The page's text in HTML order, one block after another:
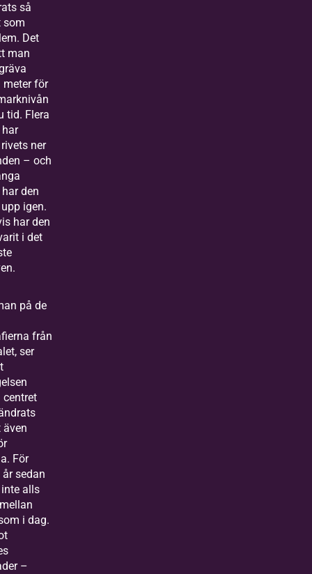
så
som
Det
man
meter för
tid. Flera
har
ner
– och
den
igen.
har den
i det
på de
från
ser
centret
även
För
sedan
alls
i dag.
–